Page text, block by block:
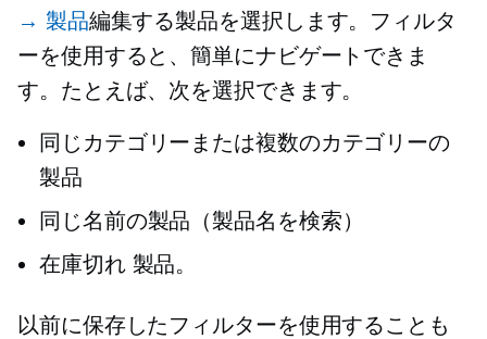
→ 製品編集する製品を選択します。フィルタ
ーを使用すると、簡単にナビゲートできま
す。たとえば、次を選択できます。
同じカテゴリーまたは複数のカテゴリーの
製品
同じ名前の製品（製品名を検索）
在庫切れ製品。
以前に保存したフィルターを使用することも